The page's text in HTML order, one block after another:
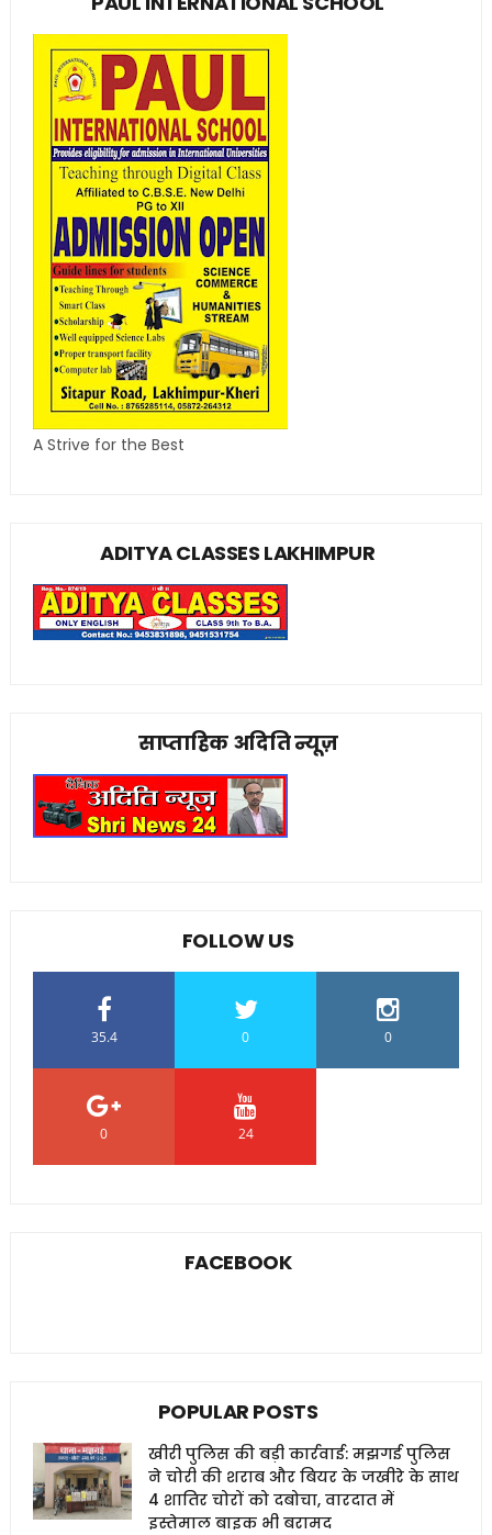
A Strive for the Best
ADITYA CLASSES LAKHIMPUR
साप्ताहिक अदिति न्यूज़
FOLLOW US
35.4 0 0
0 24
FACEBOOK
POPULAR POSTS
खीरी पुलिस की बड़ी कार्रवाई: मझगई पुलिस
ने चोरी की शराब और बियर के जखीरे के साथ
4 शातिर चोरों को दबोचा, वारदात में
इस्तेमाल बाइक भी बरामद